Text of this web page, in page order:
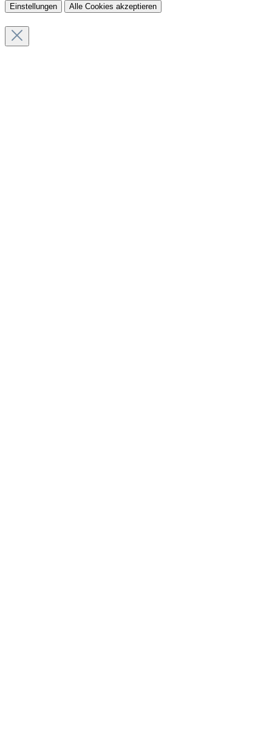
Einstellungen Alle Cookies akzeptieren